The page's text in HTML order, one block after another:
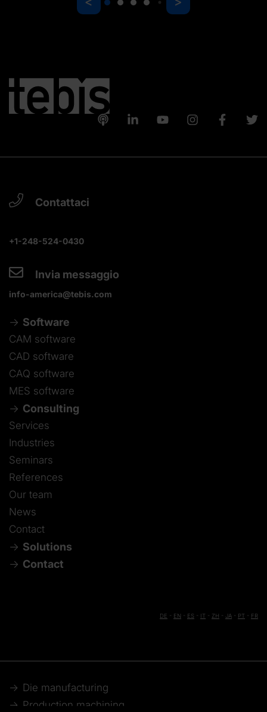
Contattaci
+1-248-524-0430
Invia messaggio
info-america@tebis.com
Software
CAM software
CAD software
CAQ software
MES software
Consulting
Services
Industries
Seminars
References
Our team
News
Contact
Solutions
Contact
DE EN ES IT ZH JA PT FR
Die manufacturing
Production machining